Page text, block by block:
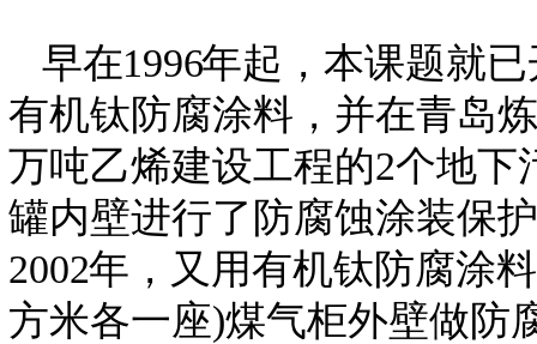
早在1996年起，本课题就
有机钛防腐涂料，并在青岛
万吨乙烯建设工程的2个地下
罐内壁进行了防腐蚀涂装保
2002年，又用有机钛防腐涂
方米各一座)煤气柜外壁做防